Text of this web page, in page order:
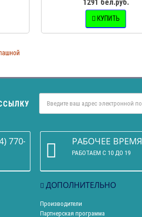
1291 бел.руб.
КУПИТЬ
770-86-68 РАБОЧЕЕ ВРЕМЯ
РАБОТАЕМ С 10 ДО 19
ДОПОЛНИТЕЛЬНО
Производители
Партнерская программа